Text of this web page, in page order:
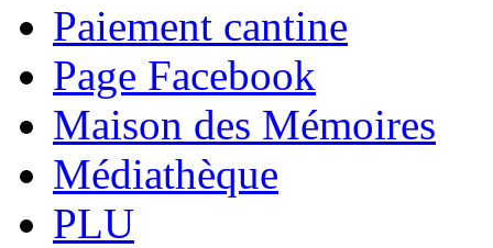
Paiement cantine
Page Facebook
Maison des Mémoires
Médiathèque
PLU